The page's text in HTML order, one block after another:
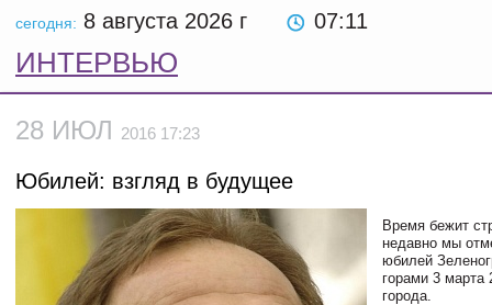
сегодня: 8 августа 2026 г 07:11
ИНТЕРВЬЮ
28 ИЮЛ 2016 17:23
Юбилей: взгляд в будущее
Время бежит
недавно мы
юбилей
горами 3 марта
города.